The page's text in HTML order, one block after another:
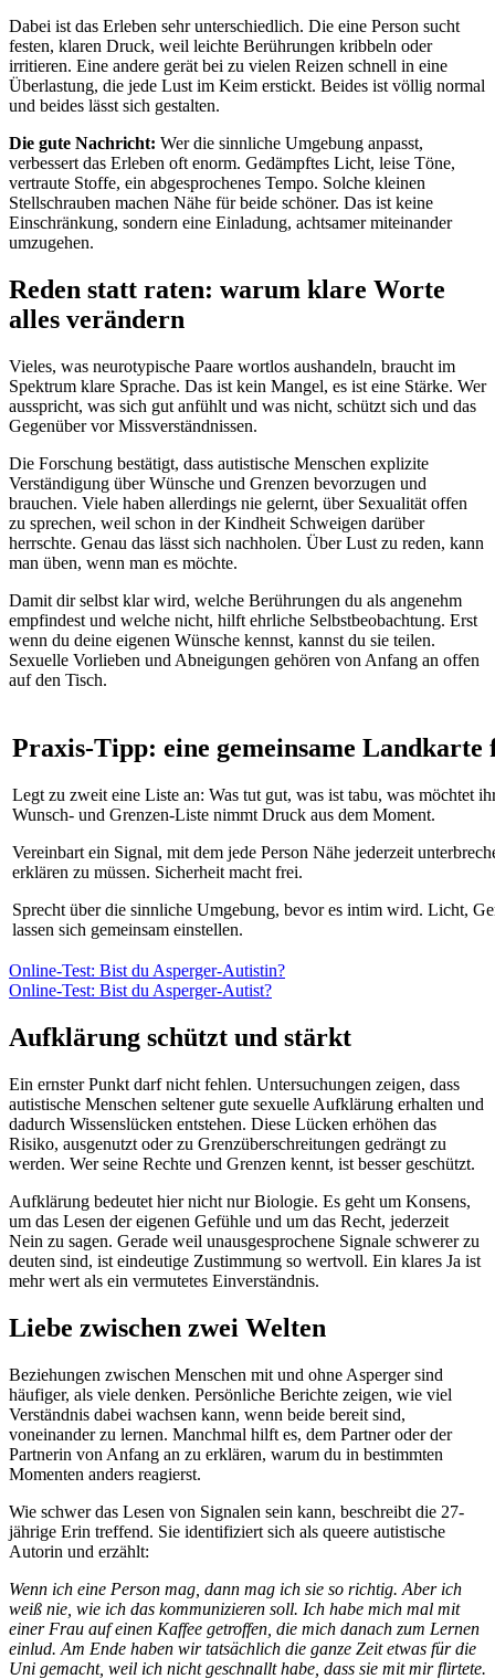
Dabei ist das Erleben sehr unterschiedlich. Die eine Person sucht
festen, klaren Druck, weil leichte Berührungen kribbeln oder
irritieren. Eine andere gerät bei zu vielen Reizen schnell in eine
Überlastung, die jede Lust im Keim erstickt. Beides ist völlig normal
und beides lässt sich gestalten.
Die gute Nachricht: Wer die sinnliche Umgebung anpasst,
verbessert das Erleben oft enorm. Gedämpftes Licht, leise Töne,
vertraute Stoffe, ein abgesprochenes Tempo. Solche kleinen
Stellschrauben machen Nähe für beide schöner. Das ist keine
Einschränkung, sondern eine Einladung, achtsamer miteinander
umzugehen.
Reden statt raten: warum klare Worte
alles verändern
Vieles, was neurotypische Paare wortlos aushandeln, braucht im
Spektrum klare Sprache. Das ist kein Mangel, es ist eine Stärke. Wer
ausspricht, was sich gut anfühlt und was nicht, schützt sich und das
Gegenüber vor Missverständnissen.
Die Forschung bestätigt, dass autistische Menschen explizite
Verständigung über Wünsche und Grenzen bevorzugen und
brauchen. Viele haben allerdings nie gelernt, über Sexualität offen
zu sprechen, weil schon in der Kindheit Schweigen darüber
herrschte. Genau das lässt sich nachholen. Über Lust zu reden, kann
man üben, wenn man es möchte.
Damit dir selbst klar wird, welche Berührungen du als angenehm
empfindest und welche nicht, hilft ehrliche Selbstbeobachtung. Erst
wenn du deine eigenen Wünsche kennst, kannst du sie teilen.
Sexuelle Vorlieben und Abneigungen gehören von Anfang an offen
auf den Tisch.
Praxis-Tipp: eine gemeinsame Landkarte
Legt zu zweit eine Liste an: Was tut gut, was ist tabu, was möchtet
Wunsch- und Grenzen-Liste nimmt Druck aus dem Moment.
Vereinbart ein Signal, mit dem jede Person Nähe jederzeit
erklären zu müssen. Sicherheit macht frei.
Sprecht über die sinnliche Umgebung, bevor es intim wird. Licht,
lassen sich gemeinsam einstellen.
Online-Test: Bist du Asperger-Autistin?
Online-Test: Bist du Asperger-Autist?
Aufklärung schützt und stärkt
Ein ernster Punkt darf nicht fehlen. Untersuchungen zeigen, dass
autistische Menschen seltener gute sexuelle Aufklärung erhalten und
dadurch Wissenslücken entstehen. Diese Lücken erhöhen das
Risiko, ausgenutzt oder zu Grenzüberschreitungen gedrängt zu
werden. Wer seine Rechte und Grenzen kennt, ist besser geschützt.
Aufklärung bedeutet hier nicht nur Biologie. Es geht um Konsens,
um das Lesen der eigenen Gefühle und um das Recht, jederzeit
Nein zu sagen. Gerade weil unausgesprochene Signale schwerer zu
deuten sind, ist eindeutige Zustimmung so wertvoll. Ein klares Ja ist
mehr wert als ein vermutetes Einverständnis.
Liebe zwischen zwei Welten
Beziehungen zwischen Menschen mit und ohne Asperger sind
häufiger, als viele denken. Persönliche Berichte zeigen, wie viel
Verständnis dabei wachsen kann, wenn beide bereit sind,
voneinander zu lernen. Manchmal hilft es, dem Partner oder der
Partnerin von Anfang an zu erklären, warum du in bestimmten
Momenten anders reagierst.
Wie schwer das Lesen von Signalen sein kann, beschreibt die 27-
jährige Erin treffend. Sie identifiziert sich als queere autistische
Autorin und erzählt:
Wenn ich eine Person mag, dann mag ich sie so richtig. Aber ich
weiß nie, wie ich das kommunizieren soll. Ich habe mich mal mit
einer Frau auf einen Kaffee getroffen, die mich danach zum Lernen
einlud. Am Ende haben wir tatsächlich die ganze Zeit etwas für die
Uni gemacht, weil ich nicht geschnallt habe, dass sie mit mir flirtete.